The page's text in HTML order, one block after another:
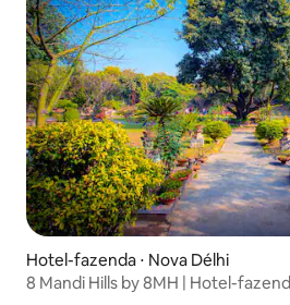
Hotel-fazenda ⋅ Nova Délhi
8 Mandi Hills by 8MH | Hotel-